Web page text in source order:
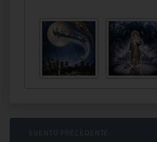
Sfoglia Eventi
EVENTO PRECEDENTE: